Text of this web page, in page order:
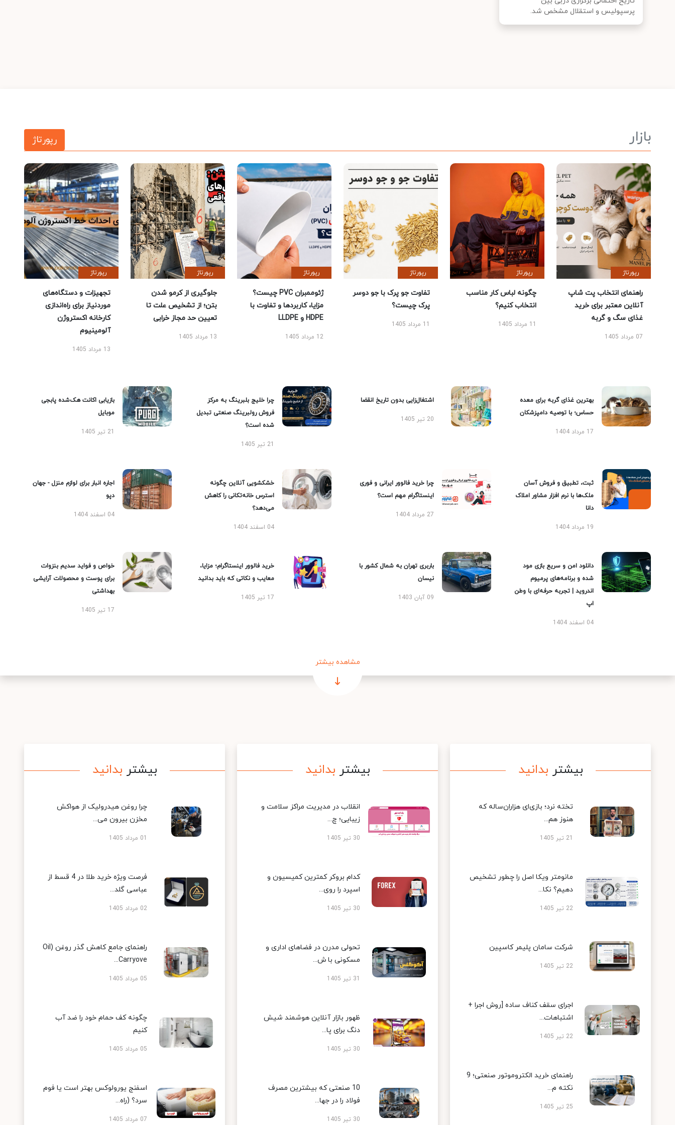
پرسپولیس و استقلال مشخص شد.
بازار رپورتاژ
رپورتاژ
راهنمای انتخاب پت شاپ
آنلاین معتبر برای خرید
غذای سگ و گربه
07 مرداد 1405
رپورتاژ
چگونه لباس کار مناسب
انتخاب کنیم؟
11 مرداد 1405
رپورتاژ
تفاوت جو پرک با جو دوسر
پرک چیست؟
11 مرداد 1405
رپورتاژ
ژئوممبران PVC چیست؟
مزایا، کاربردها و تفاوت با
HDPE و LLDPE
12 مرداد 1405
رپورتاژ
جلوگیری از کرمو شدن
بتن؛ از تشخیص علت تا
تعیین حد مجاز خرابی
13 مرداد 1405
رپورتاژ
تجهیزات و دستگاه‌های
موردنیاز برای راه‌اندازی
کارخانه اکستروژن
آلومینیوم
13 مرداد 1405
بهترین غذای گربه برای معده
حساس؛ با توصیه دامپزشکان
17 مرداد 1404
اشتغال‌زایی بدون تاریخ انقضا
20 تیر 1405
چرا خلیج بلبرینگ به مرکز
فروش رولبرینگ صنعتی تبدیل
شده است؟
21 تیر 1405
بازیابی اکانت هک‌شده پابجی
موبایل
21 تیر 1405
ثبت، تطبیق و فروش آسان
ملک‌ها با نرم افزار مشاور املاک
دانا
19 مرداد 1404
چرا خرید فالوور ایرانی و فوری
اینستاگرام مهم است؟
27 مرداد 1404
خشکشویی آنلاین چگونه
استرس خانه‌تکانی را کاهش
می‌دهد؟
04 اسفند 1404
اجاره انبار برای لوازم منزل - جهان
دپو
04 اسفند 1404
دانلود امن و سریع بازی مود
شده و برنامه‌های پرمیوم
اندروید | تجربه حرفه‌ای با وطن
اپ
04 اسفند 1404
باربری تهران به شمال کشور با
نیسان
09 آبان 1403
خرید فالوور اینستاگرام؛ مزایا،
معایب و نکاتی که باید بدانید
17 تیر 1405
خواص و فواید سدیم بنزوات
برای پوست و محصولات آرایشی
بهداشتی
17 تیر 1405
مشاهده بیشتر
بیشتر بدانید
تخته نرد؛ بازی‌ای هزاران‌ساله که
هنوز هم...
21 تیر 1405
مانومتر ویکا اصل را چطور تشخیص
دهیم؟ نکا...
22 تیر 1405
شرکت سامان پلیمر کاسپین
22 تیر 1405
اجرای سقف کناف ساده [روش اجرا +
اشتباهات...
22 تیر 1405
راهنمای خرید الکتروموتور صنعتی؛ 9
نکته م...
25 تیر 1405
بیشتر بدانید
انقلاب در مدیریت مراکز سلامت و
زیبایی؛ چ...
30 تیر 1405
کدام بروکر کمترین کمیسیون و
اسپرد را روی...
30 تیر 1405
تحولی مدرن در فضاهای اداری و
مسکونی با ش...
31 تیر 1405
ظهور بازار آنلاین هوشمند شیش
دنگ برای پا...
30 تیر 1405
10 صنعتی که بیشترین مصرف
فولاد را در جها...
30 تیر 1405
بیشتر بدانید
چرا روغن هیدرولیک از هواکش
مخزن بیرون می...
01 مرداد 1405
فرصت ویژه خرید طلا در 4 قسط از
عباسی گلد...
02 مرداد 1405
راهنمای جامع کاهش گذر روغن (Oil
Carryove...
05 مرداد 1405
چگونه کف حمام خود را ضد آب
کنیم
05 مرداد 1405
اسفنج یورولوکس بهتر است یا فوم
سرد؟ (راه...
07 مرداد 1405